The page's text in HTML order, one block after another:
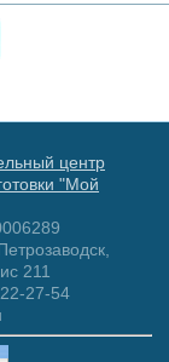
центр
"Мой
211
27-54